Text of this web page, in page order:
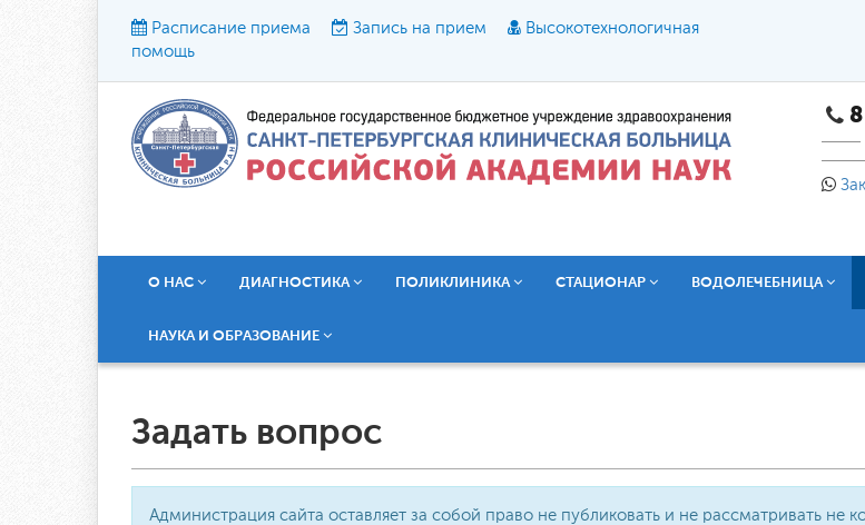
Расписание приема Запись на прием
Высокотехнологичная
помощь
Размер шрифта: A A A
Текст: Кириллица Брайль
О НАС ДИАГНОСТИКА ПОЛИКЛИНИКА СТАЦИОНАР ВОДОЛЕЧЕБНИЦА
НАУКА И ОБРАЗОВАНИЕ
Задать вопрос
Администрация сайта оставляет за собой право не публиковать и не рассматривать не